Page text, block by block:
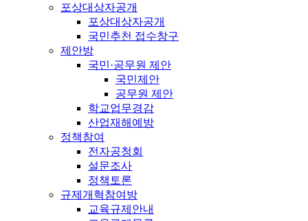
포상대상자공개
포상대상자공개
국민추천 접수창구
제안방
국민·공무원 제안
국민제안
공무원 제안
학교업무경감
산업재해예방
정책참여
전자공청회
설문조사
정책토론
규제개혁참여방
교육규제안내